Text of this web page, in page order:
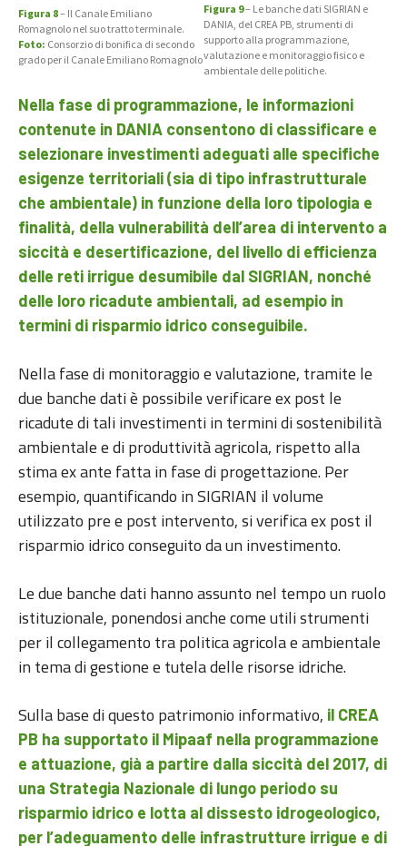
Figura 8– Il Canale Emiliano
Romagnolo nel suo tratto terminale.
Foto: Consorzio di bonifica di secondo
grado per il Canale Emiliano Romagnolo
Figura 9– Le banche dati SIGRIAN e
DANIA, del CREA PB, strumenti di
supporto alla programmazione,
valutazione e monitoraggio fisico e
ambientale delle politiche.
Nella fase di programmazione, le informazioni
contenute in DANIA consentono di classificare e
selezionare investimenti adeguati alle specifiche
esigenze territoriali (sia di tipo infrastrutturale
che ambientale) in funzione della loro tipologia e
finalità, della vulnerabilità dell’area di intervento a
siccità e desertificazione, del livello di efficienza
delle reti irrigue desumibile dal SIGRIAN, nonché
delle loro ricadute ambientali, ad esempio in
termini di risparmio idrico conseguibile.
Nella fase di monitoraggio e valutazione, tramite le
due banche dati è possibile verificare ex post le
ricadute di tali investimenti in termini di sostenibilità
ambientale e di produttività agricola, rispetto alla
stima ex ante fatta in fase di progettazione. Per
esempio, quantificando in SIGRIAN il volume
utilizzato pre e post intervento, si verifica ex post il
risparmio idrico conseguito da un investimento.
Le due banche dati hanno assunto nel tempo un ruolo
istituzionale, ponendosi anche come utili strumenti
per il collegamento tra politica agricola e ambientale
in tema di gestione e tutela delle risorse idriche.
Sulla base di questo patrimonio informativo, il CREA
PB ha supportato il Mipaaf nella programmazione
e attuazione, già a partire dalla siccità del 2017, di
una Strategia Nazionale di lungo periodo su
risparmio idrico e lotta al dissesto idrogeologico,
per l’adeguamento delle infrastrutture irrigue e di